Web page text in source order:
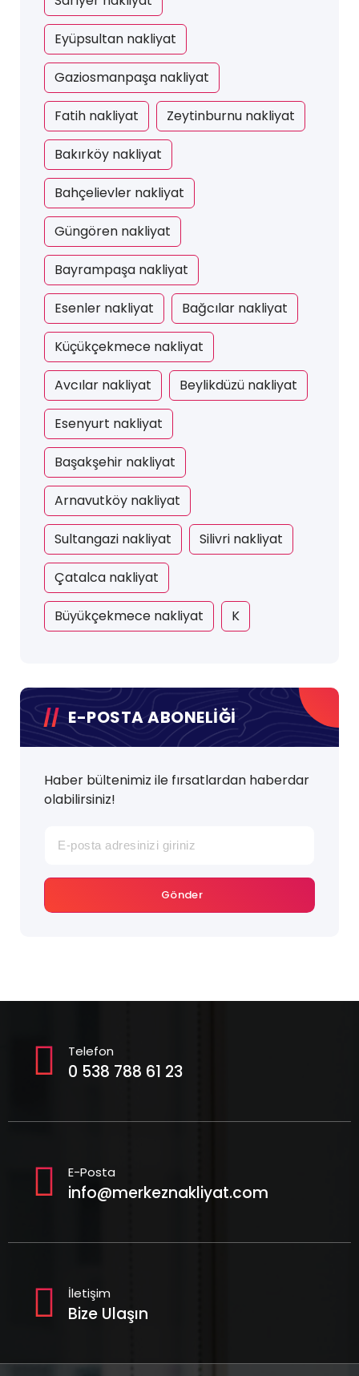
Eyüpsultan nakliyat
Gaziosmanpaşa nakliyat
Fatih nakliyat Zeytinburnu nakliyat
Bakırköy nakliyat
Bahçelievler nakliyat
Güngören nakliyat
Bayrampaşa nakliyat
Esenler nakliyat Bağcılar nakliyat
Küçükçekmece nakliyat
Avcılar nakliyat Beylikdüzü nakliyat
Esenyurt nakliyat
Başakşehir nakliyat
Arnavutköy nakliyat
Sultangazi nakliyat Silivri nakliyat
Çatalca nakliyat
Büyükçekmece nakliyat K
E-POSTA ABONELİĞİ
Haber bültenimiz ile fırsatlardan haberdar
olabilirsiniz!
Gönder
Telefon
0 538 788 61 23
E-Posta
info@merkeznakliyat.com
İletişim
Bize Ulaşın